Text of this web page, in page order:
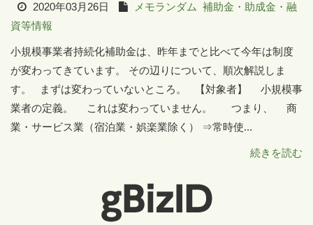
2020年03月26日 メモランダム 補助金・助成金・融
資等情報
小規模事業者持続化補助金は、昨年までと比べて今年は制度
が変わってきています。 その辺りについて、順次解説しま
す。 まずは変わっていないところ。 【対象者】 小規模事
業者の定義。 これは変わっていません。 つまり、 商
業・サービス業（宿泊業・娯楽業除く） ⇒常時使...
続きを読む